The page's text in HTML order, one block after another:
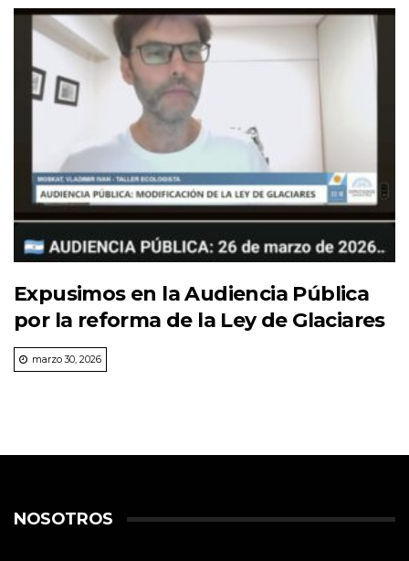
Expusimos en la Audiencia Pública
por la reforma de la Ley de Glaciares
marzo 30, 2026
NOSOTROS